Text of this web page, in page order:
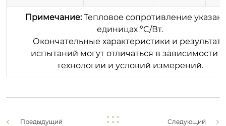
Примечание:Тепловое сопротивление
единицах °C/Вт.
Окончательные характеристики и
испытаний могут отличаться в зависимости
технологии и условий измерений.
Предыдущий Следующий